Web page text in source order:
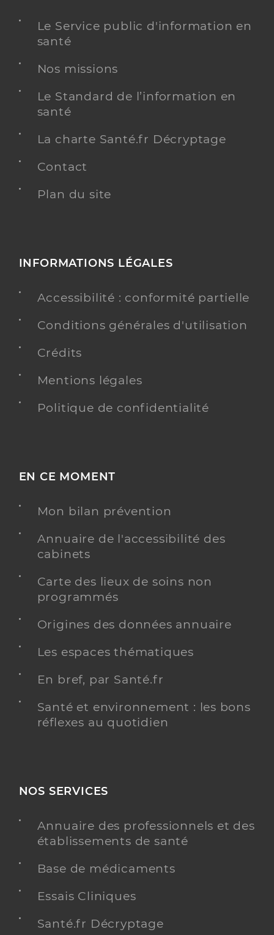
Le Service public d'information en
santé
Nos missions
Le Standard de l’information en
santé
La charte Santé.fr Décryptage
Contact
Plan du site
INFORMATIONS LÉGALES
Accessibilité : conformité partielle
Conditions générales d'utilisation
Crédits
Mentions légales
Politique de confidentialité
EN CE MOMENT
Mon bilan prévention
Annuaire de l'accessibilité des
cabinets
Carte des lieux de soins non
programmés
Origines des données annuaire
Les espaces thématiques
En bref, par Santé.fr
Santé et environnement : les bons
réflexes au quotidien
NOS SERVICES
Annuaire des professionnels et des
établissements de santé
Base de médicaments
Essais Cliniques
Santé.fr Décryptage